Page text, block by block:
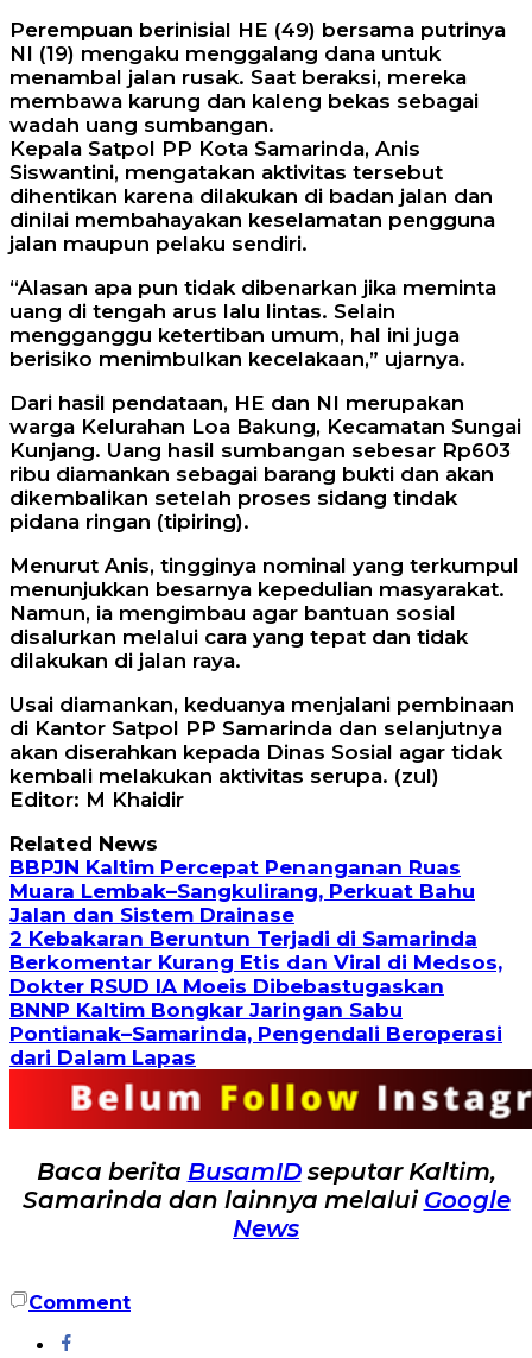
Perempuan berinisial HE (49) bersama putrinya
NI (19) mengaku menggalang dana untuk
menambal jalan rusak. Saat beraksi, mereka
membawa karung dan kaleng bekas sebagai
wadah uang sumbangan.
Kepala Satpol PP Kota Samarinda, Anis
Siswantini, mengatakan aktivitas tersebut
dihentikan karena dilakukan di badan jalan dan
dinilai membahayakan keselamatan pengguna
jalan maupun pelaku sendiri.
“Alasan apa pun tidak dibenarkan jika meminta
uang di tengah arus lalu lintas. Selain
mengganggu ketertiban umum, hal ini juga
berisiko menimbulkan kecelakaan,” ujarnya.
Dari hasil pendataan, HE dan NI merupakan
warga Kelurahan Loa Bakung, Kecamatan Sungai
Kunjang. Uang hasil sumbangan sebesar Rp603
ribu diamankan sebagai barang bukti dan akan
dikembalikan setelah proses sidang tindak
pidana ringan (tipiring).
Menurut Anis, tingginya nominal yang terkumpul
menunjukkan besarnya kepedulian masyarakat.
Namun, ia mengimbau agar bantuan sosial
disalurkan melalui cara yang tepat dan tidak
dilakukan di jalan raya.
Usai diamankan, keduanya menjalani pembinaan
di Kantor Satpol PP Samarinda dan selanjutnya
akan diserahkan kepada Dinas Sosial agar tidak
kembali melakukan aktivitas serupa. (zul)
Editor: M Khaidir
Related News
BBPJN Kaltim Percepat Penanganan Ruas
Muara Lembak–Sangkulirang, Perkuat Bahu
Jalan dan Sistem Drainase
2 Kebakaran Beruntun Terjadi di Samarinda
Berkomentar Kurang Etis dan Viral di Medsos,
Dokter RSUD IA Moeis Dibebastugaskan
BNNP Kaltim Bongkar Jaringan Sabu
Pontianak–Samarinda, Pengendali Beroperasi
dari Dalam Lapas
Baca berita BusamIDseputar Kaltim,
Samarinda dan lainnya melalui Google
News
Comment